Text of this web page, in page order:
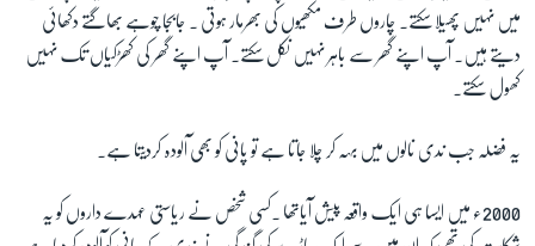
میں نہیں پھیلا سکتے۔ چاروں طرف مکھیوں کی بھرمار ہوتی ۔ جابجا چوہے بھاگتے دکھائی
دیتے ہیں۔ آپ اپنے گھر سے باہر نہیں نکل سکتے۔ آپ اپنے گھر کی کھڑکیاں تک نہیں
کھول سکتے۔
یہ فضلہ جب ندی نالوں میں بہہ کر چلا جاتا ہے تو پانی کو بھی آلودہ کردیتا ہے۔
2000ء میں ایسا ہی ایک واقعہ پیش آیاتھا ۔کسی شخص نے ریاستی عہدے داروں کو یہ